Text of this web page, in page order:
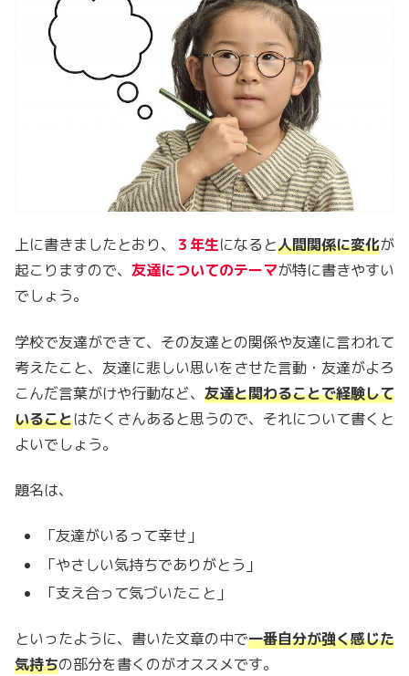
上に書きましたとおり、 ３年生になると人間関係に変化が
起こりますので、 友達についてのテーマが特に書きやすい
でしょう。
学校で友達ができて、その友達との関係や友達に言われて
考えたこと、友達に悲しい思いをさせた言動・友達がよろ
こんだ言葉がけや行動など、 友達と関わることで経験して
いることはたくさんあると思うので、それについて書くと
よいでしょう。
題名は、
「友達がいるって幸せ」
「やさしい気持ちでありがとう」
「支え合って気づいたこと」
といったように、書いた文章の中で一番自分が強く感じた
気持ちの部分を書くのがオススメです。